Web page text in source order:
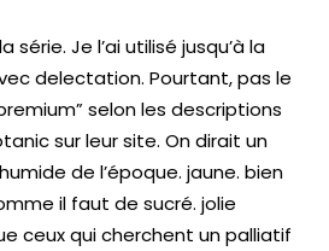
Je l’ai utilisé jusqu’à la
delectation. Pourtant, pas le
selon les descriptions
sur leur site. On dirait un
de l’époque. jaune. bien
il faut de sucré. jolie
ceux qui cherchent un palliatif